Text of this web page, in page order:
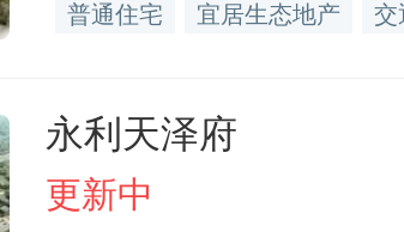
普通住宅 宜居生态地产 交
永利天泽府
更新中